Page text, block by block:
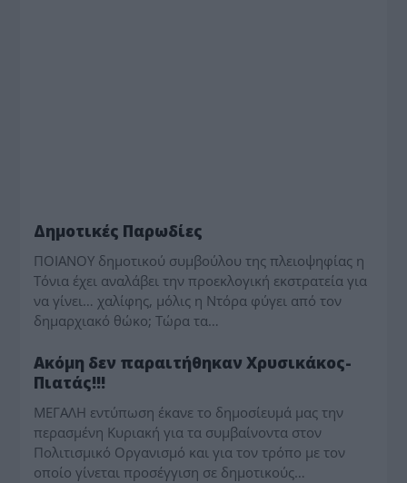
Δημοτικές Παρωδίες
ΠΟΙΑΝΟΥ δημοτικού συμβούλου της πλειοψηφίας η
Τόνια έχει αναλάβει την προεκλογική εκστρατεία για
να γίνει… χαλίφης, μόλις η Ντόρα φύγει από τον
δημαρχιακό θώκο; Τώρα τα…
Ακόμη δεν παραιτήθηκαν Χρυσικάκος-
Πιατάς!!!
ΜΕΓΑΛΗ εντύπωση έκανε το δημοσίευμά μας την
περασμένη Κυριακή για τα συμβαίνοντα στον
Πολιτισμικό Οργανισμό και για τον τρόπο με τον
οποίο γίνεται προσέγγιση σε δημοτικούς…